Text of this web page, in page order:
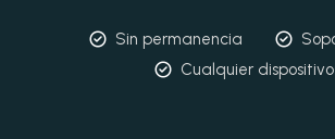
Sin permanencia
Cualquier dispositivo